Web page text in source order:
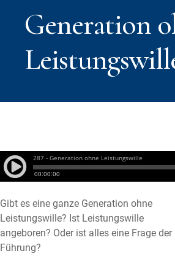
Generation
Gibt es eine ganze Generation ohne
Leistungswille? Ist Leistungswille
angeboren? Oder ist alles eine Frage der
Führung?